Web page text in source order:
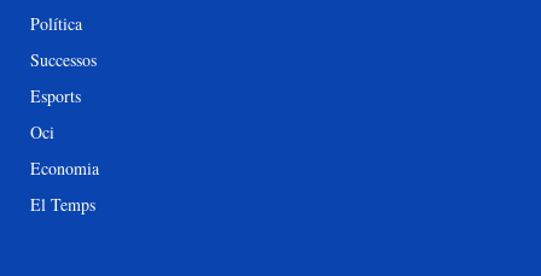
Política
Successos
Esports
Oci
Economia
El Temps